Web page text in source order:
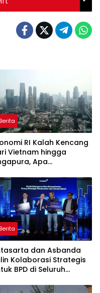
Berita
RI Kalah Kencang
Vietnam hingga
Apa
Berita
dan Asbanda
Kolaborasi Strategis
BPD di Seluruh